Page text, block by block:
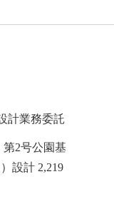
計業務委託
第2号公園基
設計 2,219